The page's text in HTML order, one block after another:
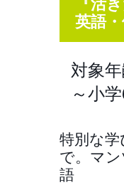
英語
対象
～小
特別な
で。マ
語